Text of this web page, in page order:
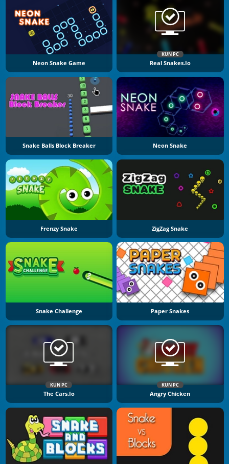
Neon Snake Game
KUN PC
Real Snakes.io
Snake Balls Block Breaker Neon Snake
Frenzy Snake ZigZag Snake
Snake Challenge Paper Snakes
KUN PC
The Cars.io
KUN PC
Angry Chicken